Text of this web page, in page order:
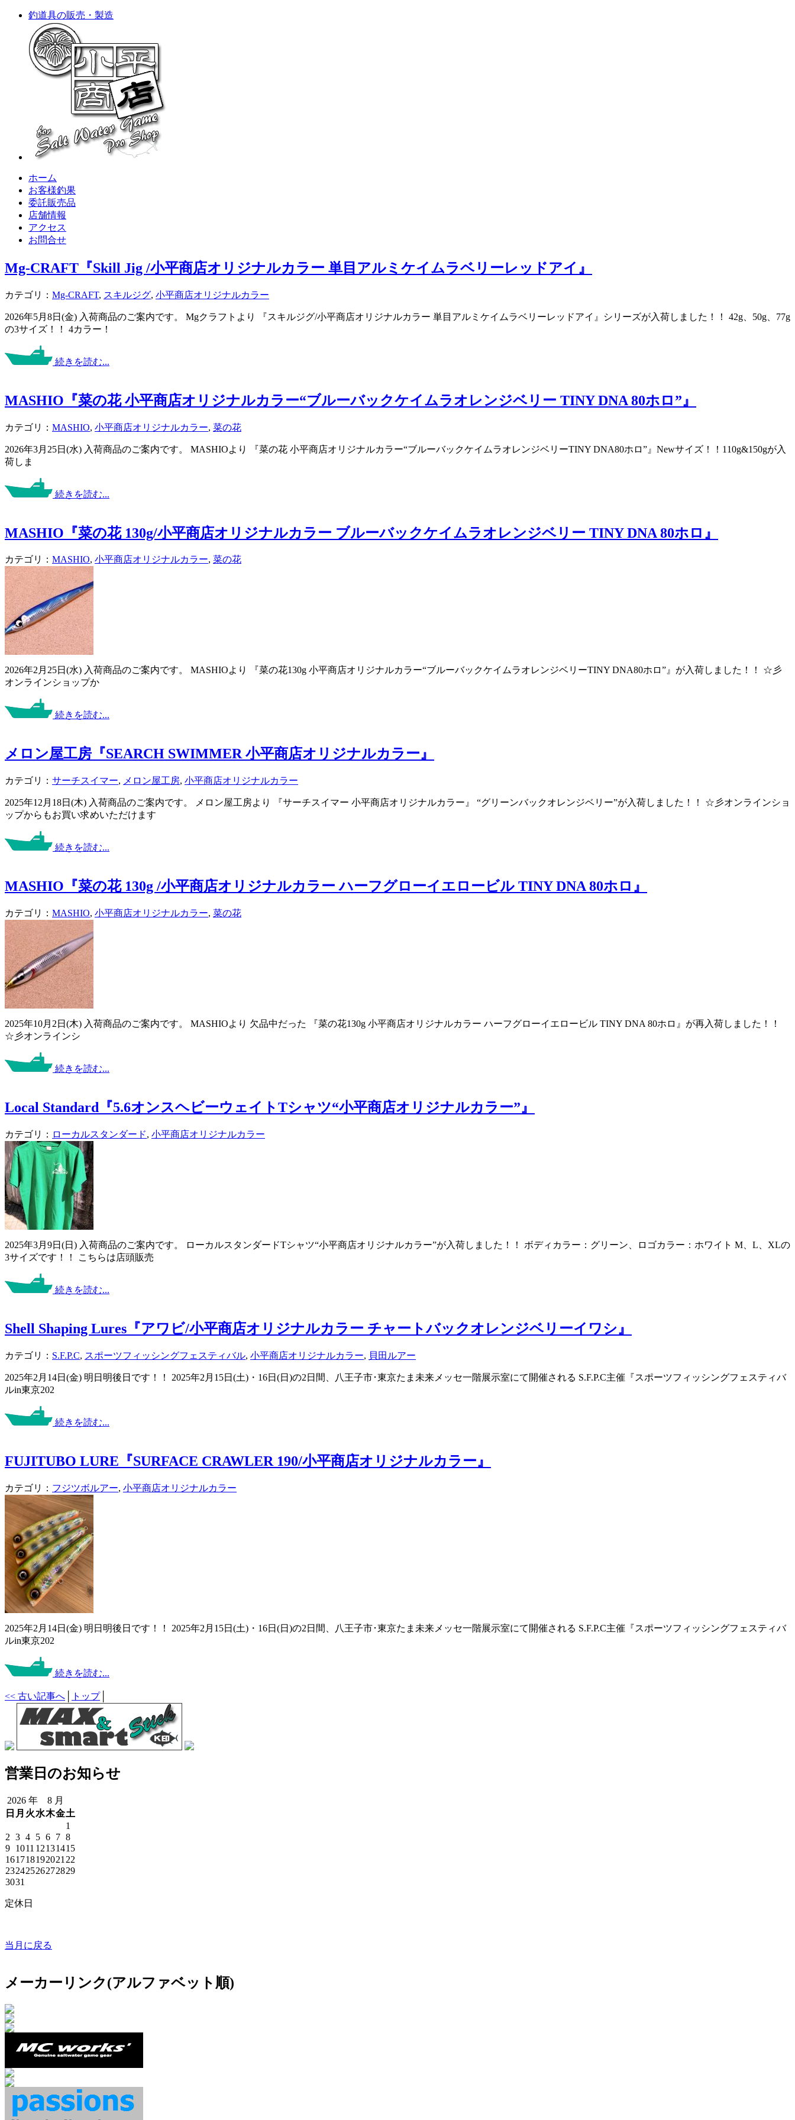
釣道具の販売・製造
ホーム
お客様釣果
委託販売品
店舗情報
アクセス
お問合せ
Mg-CRAFT『Skill Jig /小平商店オリジナルカラー 単目アルミケイムラベリーレッドアイ』
カテゴリ： Mg-CRAFT, スキルジグ, 小平商店オリジナルカラー
2026年5月8日(金) 入荷商品のご案内です。 Mgクラフトより 『スキルジグ/小平商店オリジナルカラー 単目アルミケイムラベリーレッドアイ』シリーズが入荷しました！！ 42g、50g、77g
の3サイズ！！ 4カラー！
続きを読む...
MASHIO『菜の花 小平商店オリジナルカラー“ブルーバックケイムラオレンジベリー TINY DNA 80ホロ”』
カテゴリ： MASHIO, 小平商店オリジナルカラー, 菜の花
2026年3月25日(水) 入荷商品のご案内です。 MASHIOより 『菜の花 小平商店オリジナルカラー“ブルーバックケイムラオレンジベリーTINY DNA80ホロ”』Newサイズ！！110g&150gが入
荷しま
続きを読む...
MASHIO『菜の花 130g/小平商店オリジナルカラー ブルーバックケイムラオレンジベリー TINY DNA 80ホロ』
カテゴリ： MASHIO, 小平商店オリジナルカラー, 菜の花
2026年2月25日(水) 入荷商品のご案内です。 MASHIOより 『菜の花130g 小平商店オリジナルカラー“ブルーバックケイムラオレンジベリーTINY DNA80ホロ”』が入荷しました！！ ☆彡
オンラインショップか
続きを読む...
メロン屋工房『SEARCH SWIMMER 小平商店オリジナルカラー』
カテゴリ： サーチスイマー, メロン屋工房, 小平商店オリジナルカラー
2025年12月18日(木) 入荷商品のご案内です。 メロン屋工房より 『サーチスイマー 小平商店オリジナルカラー』 “グリーンバックオレンジベリー”が入荷しました！！ ☆彡オンラインショ
ップからもお買い求めいただけます
続きを読む...
MASHIO『菜の花 130g /小平商店オリジナルカラー ハーフグローイエロービル TINY DNA 80ホロ』
カテゴリ： MASHIO, 小平商店オリジナルカラー, 菜の花
2025年10月2日(木) 入荷商品のご案内です。 MASHIOより 欠品中だった 『菜の花130g 小平商店オリジナルカラー ハーフグローイエロービル TINY DNA 80ホロ』が再入荷しました！！
☆彡オンラインシ
続きを読む...
Local Standard『5.6オンスヘビーウェイトTシャツ“小平商店オリジナルカラー”』
カテゴリ： ローカルスタンダード, 小平商店オリジナルカラー
2025年3月9日(日) 入荷商品のご案内です。 ローカルスタンダードTシャツ“小平商店オリジナルカラー”が入荷しました！！ ボディカラー：グリーン、ロゴカラー：ホワイト M、L、XLの
3サイズです！！ こちらは店頭販売
続きを読む...
Shell Shaping Lures『アワビ/小平商店オリジナルカラー チャートバックオレンジベリーイワシ』
カテゴリ： S.F.P.C, スポーツフィッシングフェスティバル, 小平商店オリジナルカラー, 貝田ルアー
2025年2月14日(金) 明日明後日です！！ 2025年2月15日(土)・16日(日)の2日間、八王子市･東京たま未来メッセ一階展示室にて開催される S.F.P.C主催『スポーツフィッシングフェスティバ
ルin東京202
続きを読む...
FUJITUBO LURE『SURFACE CRAWLER 190/小平商店オリジナルカラー』
カテゴリ： フジツボルアー, 小平商店オリジナルカラー
2025年2月14日(金) 明日明後日です！！ 2025年2月15日(土)・16日(日)の2日間、八王子市･東京たま未来メッセ一階展示室にて開催される S.F.P.C主催『スポーツフィッシングフェスティバ
ルin東京202
続きを読む...
<< 古い記事へ トップ│
営業日のお知らせ
2026 年 8 月
日 月 火水木金土
1
2 3 4 5 6 7 8
9 1011 12131415
161718192021 22
23242526272829
3031
定休日
当月に戻る
メーカーリンク(アルファベット順)